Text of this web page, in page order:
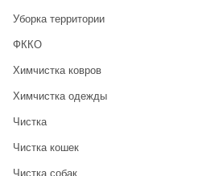
Уборка территории
ФККО
Химчистка ковров
Химчистка одежды
Чистка
Чистка кошек
Чистка собак